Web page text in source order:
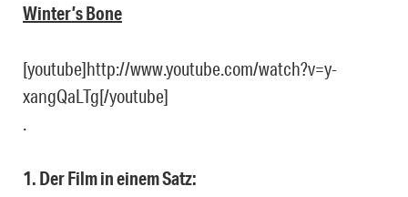
Winter’s Bone
[youtube]http://www.youtube.com/watch?v=y-
xangQaLTg[/youtube]
.
1. Der Film in einem Satz: